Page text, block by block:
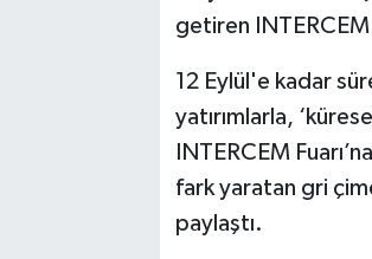
getiren INTERCEM
12 Eylül'e kadar
yatırımlarla,
INTERCEM
fark yaratan gri
paylaştı.